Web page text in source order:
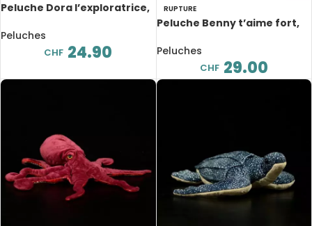
Peluche Dora l’exploratrice,
Peluches
CHF 24.90
RUPTURE
Peluche Benny t’aime fort,
Peluches
CHF 29.00